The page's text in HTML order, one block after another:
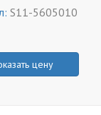
S11-5605010
цену